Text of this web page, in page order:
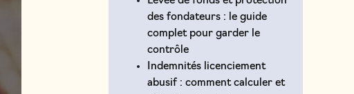
des fondateurs : le guide
complet pour garder le
contrôle
Indemnités licenciement
abusif : comment calculer et